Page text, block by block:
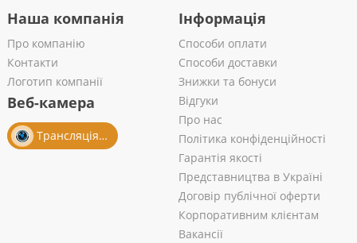
Наша компанія
Про компанію
Контакти
Логотип компанії
Веб-камера
Трансляція із салону
Інформація
Способи оплати
Способи доставки
Знижки та бонуси
Відгуки
Про нас
Політика конфіденційності
Гарантія якості
Представництва в Україні
Договір публічної оферти
Корпоративним клієнтам
Вакансії